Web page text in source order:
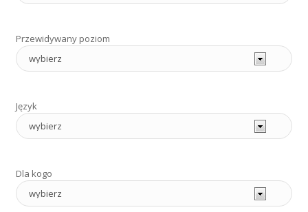
Przewidywany poziom
Język
Dla kogo